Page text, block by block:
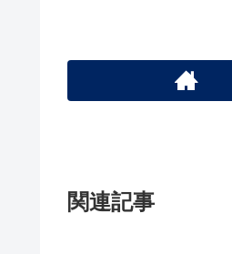
関連記事